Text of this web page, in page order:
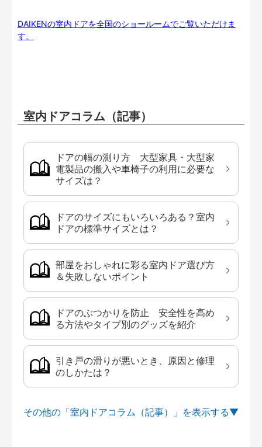
DAIKENの室内ドアを全国のショールームでご覧いただけま
す。
室内ドアコラム（記事）
ドアの幅の測り方 大型家具・大型家
電製品の搬入や車椅子の利用に必要な
サイズは？
ドアのサイズにもいろいろある？室内
ドアの標準サイズとは？
部屋をおしゃれに彩る室内ドア選び方
＆失敗しないポイント
ドアのぶつかりを防止 安全性を高め
る方法やタイプ別のグッズを紹介
引き戸の滑りが悪いとき、原因と修理
のしかたは？
その他の「室内ドアコラム（記事）」を